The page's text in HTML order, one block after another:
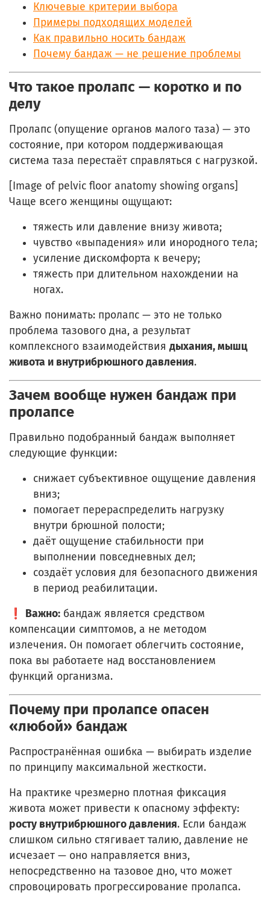
Ключевые критерии выбора
Примеры подходящих моделей
Как правильно носить бандаж
Почему бандаж — не решение проблемы
Что такое пролапс — коротко и по
делу
Пролапс (опущение органов малого таза) — это
состояние, при котором поддерживающая
система таза перестаёт справляться с нагрузкой.
[Image of pelvic floor anatomy showing organs]
Чаще всего женщины ощущают:
тяжесть или давление внизу живота;
чувство «выпадения» или инородного тела;
усиление дискомфорта к вечеру;
тяжесть при длительном нахождении на
ногах.
Важно понимать: пролапс — это не только
проблема тазового дна, а результат
комплексного взаимодействия дыхания, мышц
живота и внутрибрюшного давления.
Зачем вообще нужен бандаж при
пролапсе
Правильно подобранный бандаж выполняет
следующие функции:
снижает субъективное ощущение давления
вниз;
помогает перераспределить нагрузку
внутри брюшной полости;
даёт ощущение стабильности при
выполнении повседневных дел;
создаёт условия для безопасного движения
в период реабилитации.
❗
Важно: бандаж является средством
компенсации симптомов, а не методом
излечения. Он помогает облегчить состояние,
пока вы работаете над восстановлением
функций организма.
Почему при пролапсе опасен
«любой» бандаж
Распространённая ошибка — выбирать изделие
по принципу максимальной жесткости.
На практике чрезмерно плотная фиксация
живота может привести к опасному эффекту:
росту внутрибрюшного давления. Если бандаж
слишком сильно стягивает талию, давление не
исчезает — оно направляется вниз,
непосредственно на тазовое дно, что может
спровоцировать прогрессирование пролапса.